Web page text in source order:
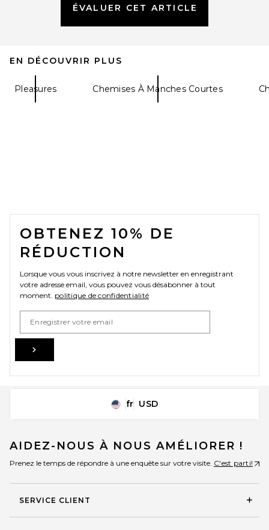
Pine Grove
Theory Camp Collar Shirt in
Baltic
ÉVALUER CET ARTICLE
EN DÉCOUVRIR PLUS
Pleasures Chemises À Manches Courtes
FOOTER
OBTENEZ 10% DE
RÉDUCTION
Lorsque vous vous inscrivez à notre newsletter en enregistrant
votre adresse email, vous pouvez vous désabonner à tout
moment. politique de confidentialité
Change Country Regions
fr USD
AIDEZ-NOUS À NOUS AMÉLIORER !
Prenez le temps de répondre à une enquête sur votre visite. C'est parti!
SERVICE CLIENT